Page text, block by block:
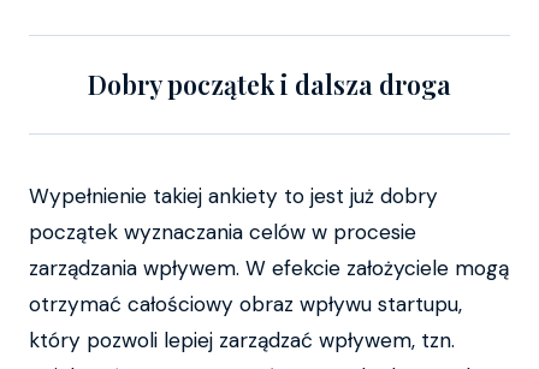
Dobry początek i dalsza droga
Wypełnienie takiej ankiety to jest już dobry
początek wyznaczania celów w procesie
zarządzania wpływem. W efekcie założyciele mogą
otrzymać całościowy obraz wpływu startupu,
który pozwoli lepiej zarządzać wpływem, tzn.